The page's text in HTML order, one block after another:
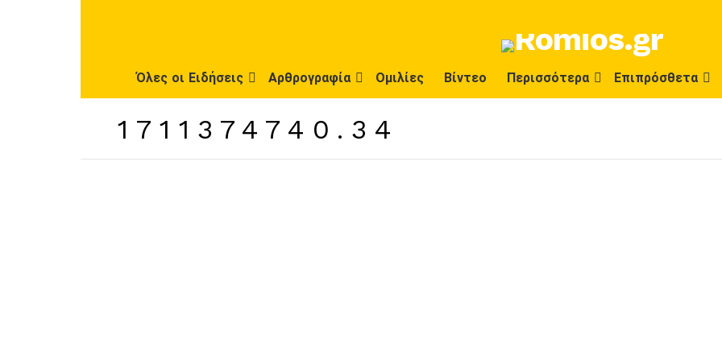
Όλες οι Ειδήσεις Αρθρογραφία Ομιλίες Βίντεο Περισσότερα Επιπρόσθετα
1711374740.34